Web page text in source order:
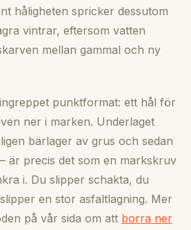
håligheten spricker dessutom
vintrar, eftersom vatten
mellan gammal och ny
punktformat: ett hål för
ner i marken. Underlaget
bärlager av grus och sedan
är precis det som en markskruv
i. Du slipper schakta, du
en stor asfaltlagning. Mer
på vår sida om att borra ner